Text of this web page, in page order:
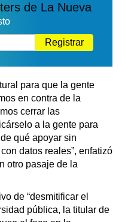
de La Nueva
Registrar
para que la gente
en contra de la
cerrar las
a la gente para
qué apoyar sin
datos reales”, enfatizó
otro pasaje de la
de “desmitificar el
pública, la titular de